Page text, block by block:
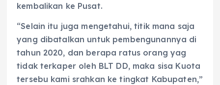
kembalikan ke Pusat.
“Selain itu juga mengetahui, titik mana saja
yang dibatalkan untuk pembengunannya di
tahun 2020, dan berapa ratus orang yag
tidak terkaper oleh BLT DD, maka sisa Kuota
tersebu kami srahkan ke tingkat Kabupaten,”